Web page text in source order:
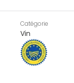
Catégorie
Vin